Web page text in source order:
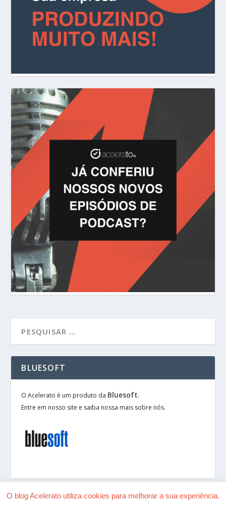
BLUESOFT
O Acelerato é um produto da Bluesoft.
Entre em nosso site e saiba nossa mais sobre nós.
O blog Acelerato utiliza cookies para melhorar a sua experiência.